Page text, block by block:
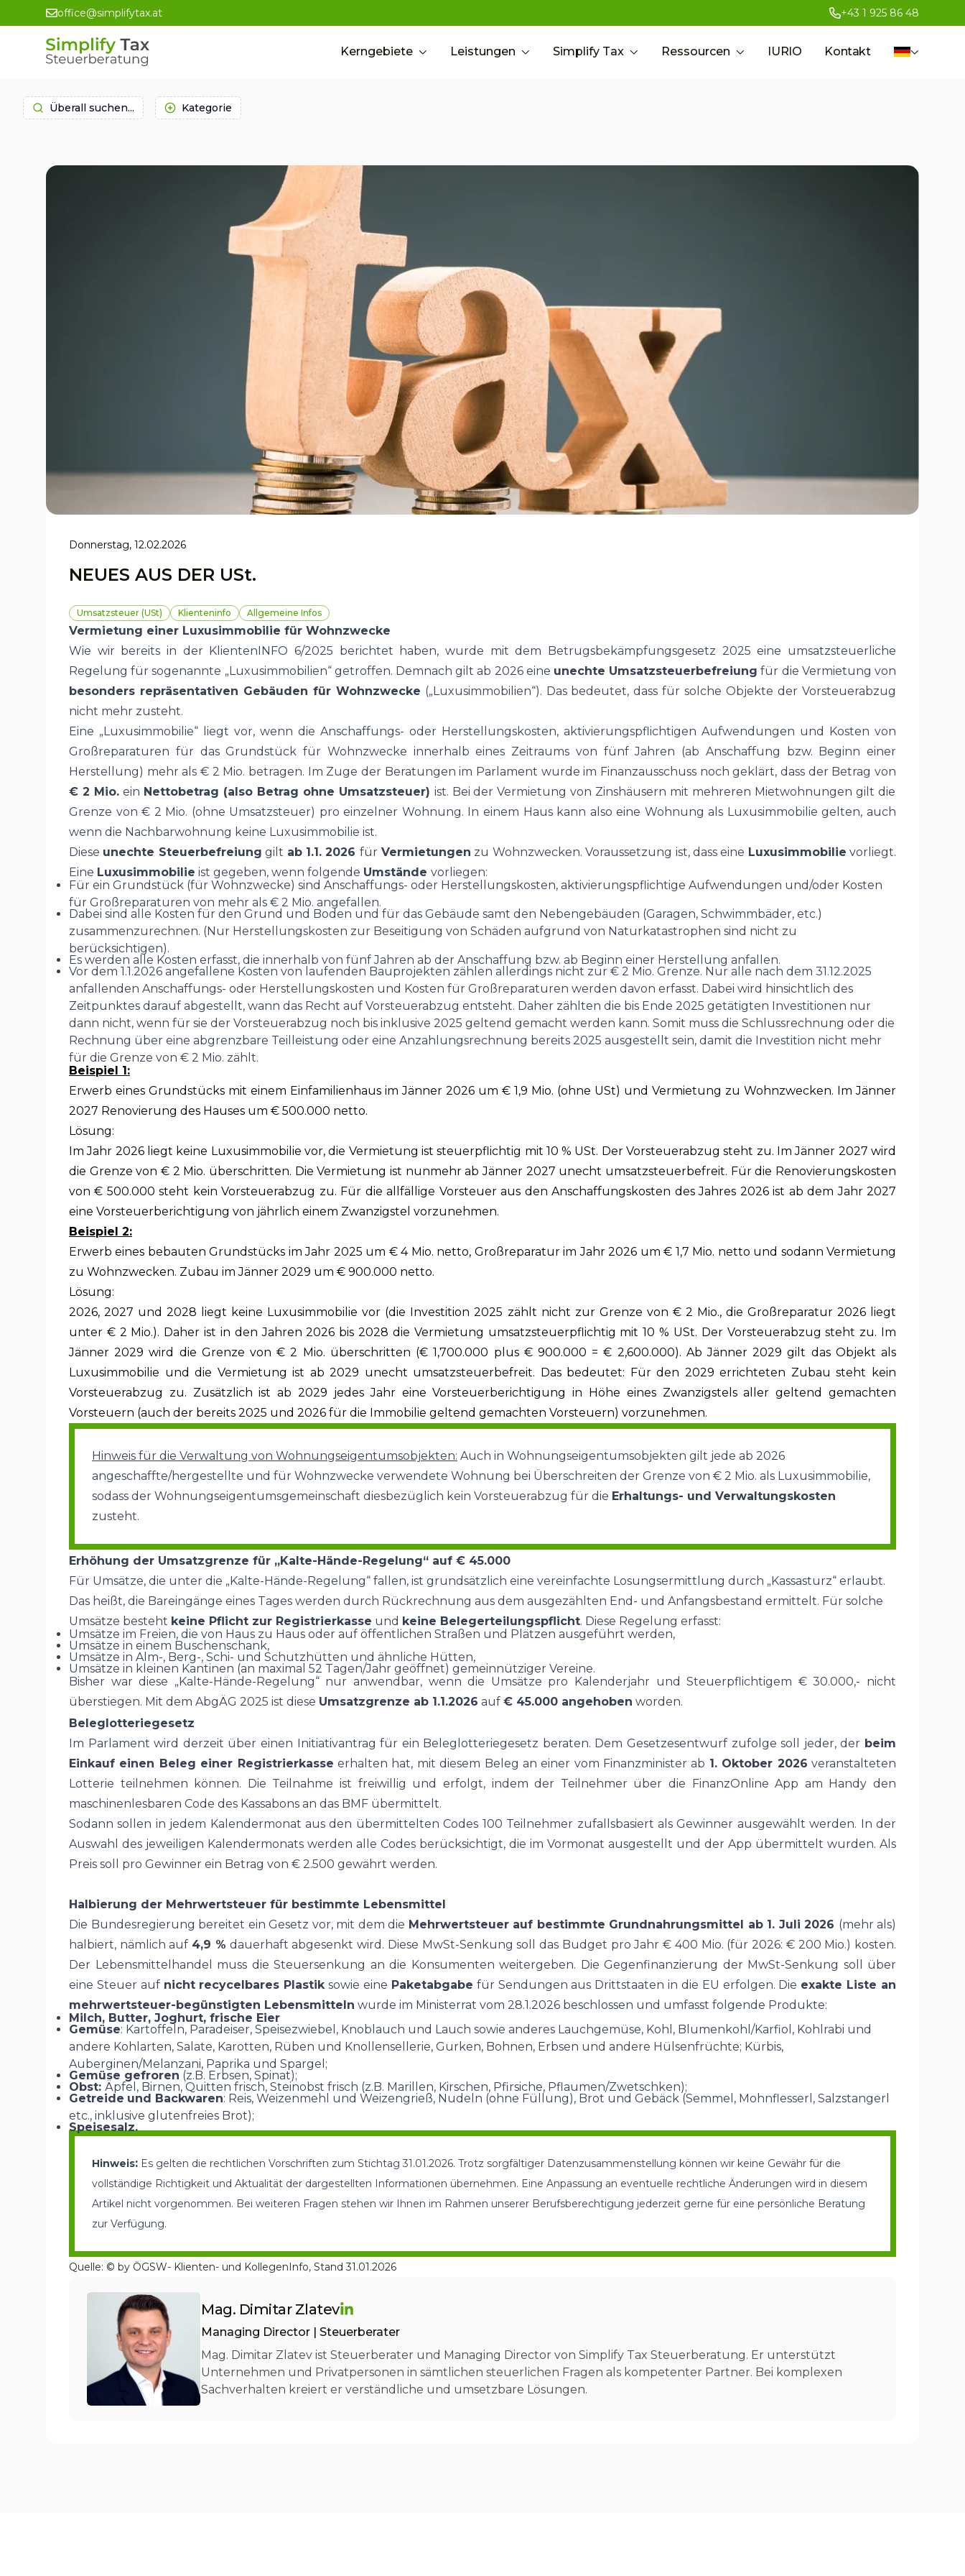
office@simplifytax.at +43 1 925 86 48
Kerngebiete Leistungen Simplify Tax Ressourcen IURIO Kontakt
Überall suchen... Kategorie
Donnerstag, 12.02.2026
NEUES AUS DER USt.
Umsatzsteuer (USt) Klienteninfo Allgemeine Infos
Vermietung einer Luxusimmobilie für Wohnzwecke
Wie wir bereits in der KlientenINFO 6/2025 berichtet haben, wurde mit dem Betrugsbekämpfungsgesetz 2025 eine umsatzsteuerliche
Regelung für sogenannte „Luxusimmobilien“ getroffen. Demnach gilt ab 2026 eine unechte Umsatzsteuerbefreiung für die Vermietung von
besonders repräsentativen Gebäuden für Wohnzwecke („Luxusimmobilien“). Das bedeutet, dass für solche Objekte der Vorsteuerabzug
nicht mehr zusteht.
Eine „Luxusimmobilie“ liegt vor, wenn die Anschaffungs- oder Herstellungskosten, aktivierungspflichtigen Aufwendungen und Kosten von
Großreparaturen für das Grundstück für Wohnzwecke innerhalb eines Zeitraums von fünf Jahren (ab Anschaffung bzw. Beginn einer
Herstellung) mehr als € 2 Mio. betragen. Im Zuge der Beratungen im Parlament wurde im Finanzausschuss noch geklärt, dass der Betrag von
€ 2 Mio.ein Nettobetrag (also Betrag ohne Umsatzsteuer) ist. Bei der Vermietung von Zinshäusern mit mehreren Mietwohnungen gilt die
Grenze von € 2 Mio. (ohne Umsatzsteuer) pro einzelner Wohnung. In einem Haus kann also eine Wohnung als Luxusimmobilie gelten, auch
wenn die Nachbarwohnung keine Luxusimmobilie ist.
Diese unechte Steuerbefreiung gilt ab 1.1. 2026 fürVermietungen zu Wohnzwecken. Voraussetzung ist, dass eine Luxusimmobilie vorliegt.
Eine Luxusimmobilie ist gegeben, wenn folgende Umstände vorliegen:
Für ein Grundstück (für Wohnzwecke) sind Anschaffungs- oder Herstellungskosten, aktivierungspflichtige Aufwendungen und/oder Kosten
für Großreparaturen von mehr als € 2 Mio. angefallen.
Dabei sind alle Kosten für den Grund und Boden und für das Gebäude samt den Nebengebäuden (Garagen, Schwimmbäder, etc.)
zusammenzurechnen. (Nur Herstellungskosten zur Beseitigung von Schäden aufgrund von Naturkatastrophen sind nicht zu
berücksichtigen).
Es werden alle Kosten erfasst, die innerhalb von fünf Jahren ab der Anschaffung bzw. ab Beginn einer Herstellung anfallen.
Vor dem 1.1.2026 angefallene Kosten von laufenden Bauprojekten zählen allerdings nicht zur € 2 Mio. Grenze. Nur alle nach dem 31.12.2025
anfallenden Anschaffungs- oder Herstellungskosten und Kosten für Großreparaturen werden davon erfasst. Dabei wird hinsichtlich des
Zeitpunktes darauf abgestellt, wann das Recht auf Vorsteuerabzug entsteht. Daher zählten die bis Ende 2025 getätigten Investitionen nur
dann nicht, wenn für sie der Vorsteuerabzug noch bis inklusive 2025 geltend gemacht werden kann. Somit muss die Schlussrechnung oder die
Rechnung über eine abgrenzbare Teilleistung oder eine Anzahlungsrechnung bereits 2025 ausgestellt sein, damit die Investition nicht mehr
für die Grenze von € 2 Mio. zählt.
Beispiel 1:
Erwerb eines Grundstücks mit einem Einfamilienhaus im Jänner 2026 um € 1,9 Mio. (ohne USt) und Vermietung zu Wohnzwecken. Im Jänner
2027 Renovierung des Hauses um € 500.000 netto.
Lösung:
Im Jahr 2026 liegt keine Luxusimmobilie vor, die Vermietung ist steuerpflichtig mit 10 % USt. Der Vorsteuerabzug steht zu. Im Jänner 2027 wird
die Grenze von € 2 Mio. überschritten. Die Vermietung ist nunmehr ab Jänner 2027 unecht umsatzsteuerbefreit. Für die Renovierungskosten
von € 500.000 steht kein Vorsteuerabzug zu. Für die allfällige Vorsteuer aus den Anschaffungskosten des Jahres 2026 ist ab dem Jahr 2027
eine Vorsteuerberichtigung von jährlich einem Zwanzigstel vorzunehmen.
Beispiel 2:
Erwerb eines bebauten Grundstücks im Jahr 2025 um € 4 Mio. netto, Großreparatur im Jahr 2026 um € 1,7 Mio. netto und sodann Vermietung
zu Wohnzwecken. Zubau im Jänner 2029 um € 900.000 netto.
Lösung:
2026, 2027 und 2028 liegt keine Luxusimmobilie vor (die Investition 2025 zählt nicht zur Grenze von € 2 Mio., die Großreparatur 2026 liegt
unter € 2 Mio.). Daher ist in den Jahren 2026 bis 2028 die Vermietung umsatzsteuerpflichtig mit 10 % USt. Der Vorsteuerabzug steht zu. Im
Jänner 2029 wird die Grenze von € 2 Mio. überschritten (€ 1,700.000 plus € 900.000 = € 2,600.000). Ab Jänner 2029 gilt das Objekt als
Luxusimmobilie und die Vermietung ist ab 2029 unecht umsatzsteuerbefreit. Das bedeutet: Für den 2029 errichteten Zubau steht kein
Vorsteuerabzug zu. Zusätzlich ist ab 2029 jedes Jahr eine Vorsteuerberichtigung in Höhe eines Zwanzigstels aller geltend gemachten
Vorsteuern (auch der bereits 2025 und 2026 für die Immobilie geltend gemachten Vorsteuern) vorzunehmen.
Hinweis für die Verwaltung von Wohnungseigentumsobjekten: Auch in Wohnungseigentumsobjekten gilt jede ab 2026
angeschaffte/hergestellte und für Wohnzwecke verwendete Wohnung bei Überschreiten der Grenze von € 2 Mio. als Luxusimmobilie,
sodass der Wohnungseigentumsgemeinschaft diesbezüglich kein Vorsteuerabzug für die Erhaltungs- und Verwaltungskosten
zusteht.
Erhöhung der Umsatzgrenze für „Kalte-Hände-Regelung“ auf € 45.000
Für Umsätze, die unter die „Kalte-Hände-Regelung“ fallen, ist grundsätzlich eine vereinfachte Losungsermittlung durch „Kassasturz“ erlaubt.
Das heißt, die Bareingänge eines Tages werden durch Rückrechnung aus dem ausgezählten End- und Anfangsbestand ermittelt. Für solche
Umsätze besteht keine Pflicht zur Registrierkasse und keine Belegerteilungspflicht. Diese Regelung erfasst:
Umsätze im Freien, die von Haus zu Haus oder auf öffentlichen Straßen und Plätzen ausgeführt werden,
Umsätze in einem Buschenschank,
Umsätze in Alm-, Berg-, Schi- und Schutzhütten und ähnliche Hütten,
Umsätze in kleinen Kantinen (an maximal 52 Tagen/Jahr geöffnet) gemeinnütziger Vereine.
Bisher war diese „Kalte-Hände-Regelung“ nur anwendbar, wenn die Umsätze pro Kalenderjahr und Steuerpflichtigem € 30.000,- nicht
überstiegen. Mit dem AbgÄG 2025 ist diese Umsatzgrenze ab 1.1.2026 auf € 45.000 angehoben worden.
Beleglotteriegesetz
Im Parlament wird derzeit über einen Initiativantrag für ein Beleglotteriegesetz beraten. Dem Gesetzesentwurf zufolge soll jeder, der beim
Einkauf einen Beleg einer Registrierkasse erhalten hat, mit diesem Beleg an einer vom Finanzminister ab 1. Oktober 2026 veranstalteten
Lotterie teilnehmen können. Die Teilnahme ist freiwillig und erfolgt, indem der Teilnehmer über die FinanzOnline App am Handy den
maschinenlesbaren Code des Kassabons an das BMF übermittelt.
Sodann sollen in jedem Kalendermonat aus den übermittelten Codes 100 Teilnehmer zufallsbasiert als Gewinner ausgewählt werden. In der
Auswahl des jeweiligen Kalendermonats werden alle Codes berücksichtigt, die im Vormonat ausgestellt und der App übermittelt wurden. Als
Preis soll pro Gewinner ein Betrag von € 2.500 gewährt werden.
Halbierung der Mehrwertsteuer für bestimmte Lebensmittel
Die Bundesregierung bereitet ein Gesetz vor, mit dem die Mehrwertsteuer auf bestimmte Grundnahrungsmittel ab 1. Juli 2026 (mehr als)
halbiert, nämlich auf 4,9 % dauerhaft abgesenkt wird. Diese MwSt-Senkung soll das Budget pro Jahr € 400 Mio. (für 2026: € 200 Mio.) kosten.
Der Lebensmittelhandel muss die Steuersenkung an die Konsumenten weitergeben. Die Gegenfinanzierung der MwSt-Senkung soll über
eine Steuer auf nicht recycelbares Plastiksowie eine Paketabgabe für Sendungen aus Drittstaaten in die EU erfolgen. Die exakte Liste an
mehrwertsteuer-begünstigten Lebensmitteln wurde im Ministerrat vom 28.1.2026 beschlossen und umfasst folgende Produkte:
Milch, Butter, Joghurt, frische Eier
Gemüse: Kartoffeln, Paradeiser, Speisezwiebel, Knoblauch und Lauch sowie anderes Lauchgemüse, Kohl, Blumenkohl/Karfiol, Kohlrabi und
andere Kohlarten, Salate, Karotten, Rüben und Knollensellerie, Gurken, Bohnen, Erbsen und andere Hülsenfrüchte; Kürbis,
Auberginen/Melanzani, Paprika und Spargel;
Gemüse gefroren (z.B. Erbsen, Spinat);
Obst: Äpfel, Birnen, Quitten frisch, Steinobst frisch (z.B. Marillen, Kirschen, Pfirsiche, Pflaumen/Zwetschken);
Getreide und Backwaren: Reis, Weizenmehl und Weizengrieß, Nudeln (ohne Füllung), Brot und Gebäck (Semmel, Mohnflesserl, Salzstangerl
etc., inklusive glutenfreies Brot);
Speisesalz.
Hinweis: Es gelten die rechtlichen Vorschriften zum Stichtag 31.01.2026. Trotz sorgfältiger Datenzusammenstellung können wir keine Gewähr für die
vollständige Richtigkeit und Aktualität der dargestellten Informationen übernehmen. Eine Anpassung an eventuelle rechtliche Änderungen wird in diesem
Artikel nicht vorgenommen. Bei weiteren Fragen stehen wir Ihnen im Rahmen unserer Berufsberechtigung jederzeit gerne für eine persönliche Beratung
zur Verfügung.
Quelle: © by ÖGSW- Klienten- und KollegenInfo, Stand 31.01.2026
Mag. Dimitar Zlatev
Managing Director | Steuerberater
Mag. Dimitar Zlatev ist Steuerberater und Managing Director von Simplify Tax Steuerberatung. Er unterstützt
Unternehmen und Privatpersonen in sämtlichen steuerlichen Fragen als kompetenter Partner. Bei komplexen
Sachverhalten kreiert er verständliche und umsetzbare Lösungen.